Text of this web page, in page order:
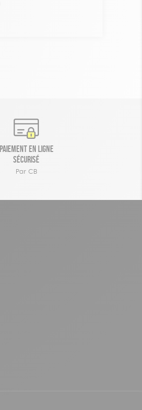
Paiement en ligne
sécurisé
Par CB